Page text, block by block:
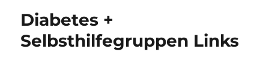
Diabetes +
Selbsthilfegruppen Links